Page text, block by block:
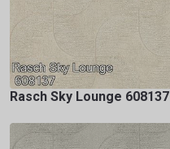
Rasch Sky Lounge 608137